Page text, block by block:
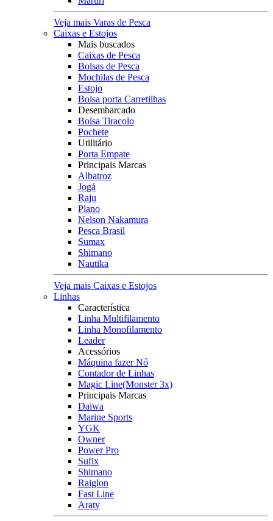
Veja mais Varas de Pesca
Caixas e Estojos
Mais buscados
Caixas de Pesca
Bolsas de Pesca
Mochilas de Pesca
Estojo
Bolsa porta Carretilhas
Desembarcado
Bolsa Tiracolo
Pochete
Utilitário
Porta Empate
Principais Marcas
Albatroz
Jogá
Raju
Plano
Nelson Nakamura
Pesca Brasil
Sumax
Shimano
Nautika
Veja mais Caixas e Estojos
Linhas
Característica
Linha Multifilamento
Linha Monofilamento
Leader
Acessórios
Máquina fazer Nó
Contador de Linhas
Magic Line(Monster 3x)
Principais Marcas
Daiwa
Marine Sports
YGK
Owner
Power Pro
Sufix
Shimano
Raiglon
Fast Line
Araty